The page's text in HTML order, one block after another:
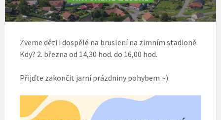
Zveme děti i dospělé na bruslení na zimním stadioně.
Kdy? 2. března od 14,30 hod. do 16,00 hod.
Přijďte zakončit jarní prázdniny pohybem :-).